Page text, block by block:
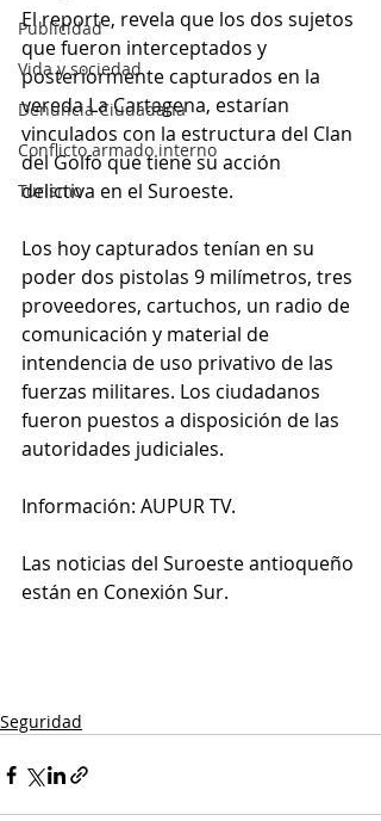
Publicidad
Vida y sociedad
Denuncia Ciudadana
Conflicto armado interno
Turismo
El reporte, revela que los dos sujetos
que fueron interceptados y
posteriormente capturados en la
vereda La Cartagena, estarían
vinculados con la estructura del Clan
del Golfo que tiene su acción
delictiva en el Suroeste.
Los hoy capturados tenían en su
poder dos pistolas 9 milímetros, tres
proveedores, cartuchos, un radio de
comunicación y material de
intendencia de uso privativo de las
fuerzas militares. Los ciudadanos
fueron puestos a disposición de las
autoridades judiciales.
Información: AUPUR TV.
Las noticias del Suroeste antioqueño
están en Conexión Sur.
Seguridad